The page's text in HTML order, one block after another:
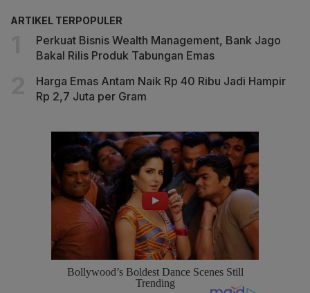
ARTIKEL TERPOPULER
Perkuat Bisnis Wealth Management, Bank Jago
Bakal Rilis Produk Tabungan Emas
Harga Emas Antam Naik Rp 40 Ribu Jadi Hampir
Rp 2,7 Juta per Gram